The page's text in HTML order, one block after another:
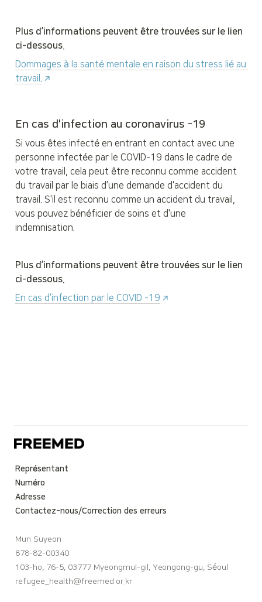
Plus d’informations peuvent être trouvées sur le lien
ci-dessous.
Dommages à la santé mentale en raison du stress lié au
travail.
En cas d'infection au coronavirus -19
Si vous êtes infecté en entrant en contact avec une
personne infectée par le COVID-19 dans le cadre de
votre travail, cela peut être reconnu comme accident
du travail par le biais d’une demande d'accident du
travail. S'il est reconnu comme un accident du travail,
vous pouvez bénéficier de soins et d'une
indemnisation.
Plus d’informations peuvent être trouvées sur le lien
ci-dessous.
En cas d’infection par le COVID -19
Représentant
Numéro
Adresse
Contactez-nous/Correction des erreurs
Mun Suyeon
878-82-00340
103-ho, 76-5, 03777 Myeongmul-gil, Yeongong-gu, Séoul
refugee_health@freemed.or.kr